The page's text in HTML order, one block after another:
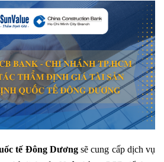
tế Đông Dươngsẽ cung cấp dịch vụ